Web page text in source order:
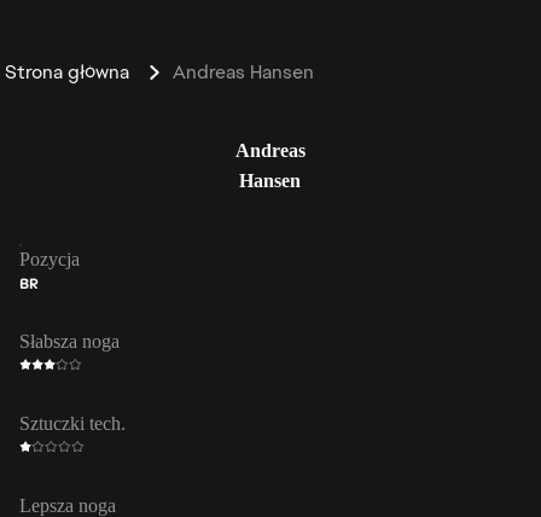
Strona główna Andreas Hansen
Andreas
Hansen
Pozycja
BR
Słabsza noga
Sztuczki tech.
Lepsza noga